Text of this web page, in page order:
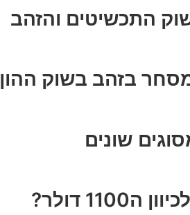
התכשיטים והזהב
בזהב בשוק ההון
שונים
דולר?